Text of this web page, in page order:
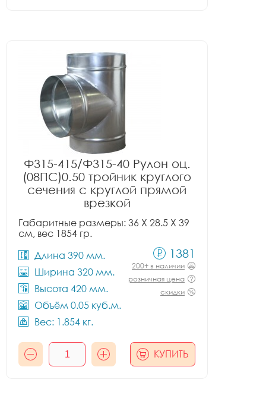
Ф315-415/Ф315-40 Рулон оц.
(08ПС)0.50 тройник круглого
сечения с круглой прямой
врезкой
Габаритные размеры: 36 X 28.5 X 39
см, вес 1854 гр.
Длина 390 мм.
Ширина 320 мм.
Высота 420 мм.
Объём 0.05 куб.м.
Вес: 1.854 кг.
1381
200+ в наличии
розничная цена
скидки
КУПИТЬ